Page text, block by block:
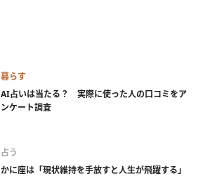
暮らす
AI占いは当たる？ 実際に使った人の口コミをア
ンケート調査
占う
かに座は「現状維持を手放すと人生が飛躍する」